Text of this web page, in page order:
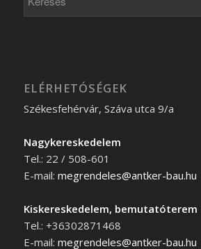
ELÉRHETÓSÉGEK
Székesfehérvár, Száva utca 9/a
Nagykereskedelem
Tel.: 22 / 508-601
E-mail: megrendeles@antker-bau.hu
Kiskereskedelem, bemutatóterem
Tel.: +36302871468
E-mail: megrendeles@antker-bau.hu